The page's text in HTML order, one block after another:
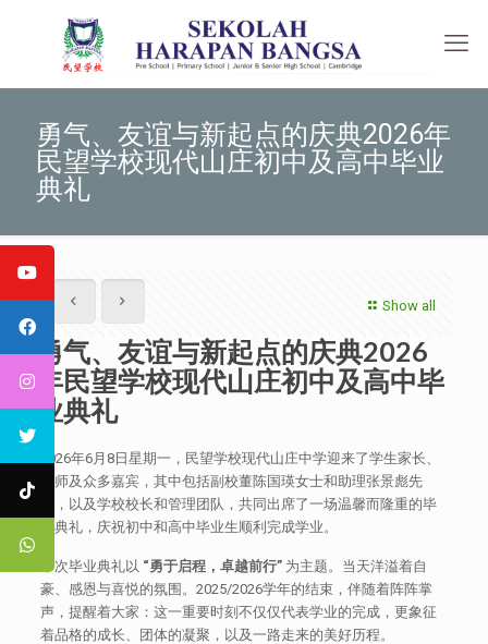
勇气、友谊与新起点的庆典2026年
民望学校现代山庄初中及高中毕业
典礼
Show all
勇气、友谊与新起点的庆典2026
年民望学校现代山庄初中及高中毕
业典礼
2026年6月8日星期一，民望学校现代山庄中学迎来了学生家长、
教师及众多嘉宾，其中包括副校董陈国瑛女士和助理张景彪先
生，以及学校校长和管理团队，共同出席了一场温馨而隆重的毕
业典礼，庆祝初中和高中毕业生顺利完成学业。
本次毕业典礼以 “勇于启程，卓越前行”为主题。当天洋溢着自
豪、感恩与喜悦的氛围。2025/2026学年的结束，伴随着阵阵掌
声，提醒着大家：这一重要时刻不仅仅代表学业的完成，更象征
着品格的成长、团体的凝聚，以及一路走来的美好历程。